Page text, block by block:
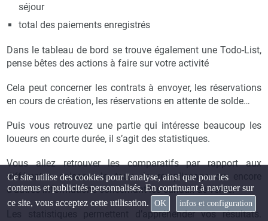
séjour
total des paiements enregistrés
Dans le tableau de bord se trouve également une Todo-List,
pense bêtes des actions à faire sur votre activité
Cela peut concerner les contrats à envoyer, les réservations
en cours de création, les réservations en attente de solde…
Puis vous retrouvez une partie qui intéresse beaucoup les
loueurs en courte durée, il s’agit des statistiques.
Vous allez retrouver les comparatifs par rapport aux
différentes saisons, le taux de remplissage ou encore
d’autres informations concernant les canaux de vente.
Les statistiques permettent d’appréhender vos résultats.
Ce site utilise des cookies pour l'analyse, ainsi que pour les
contenus et publicités personnalisés. En continuant à naviguer sur
ce site, vous acceptez cette utilisation.
OK infos et configuration